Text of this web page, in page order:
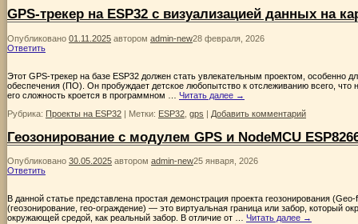
GPS-трекер на ESP32 с визуализацией данных на
Опубликовано 01.11.2025 автором admin-new28 февраля, 2026
Ответить
Этот GPS-трекер на базе ESP32 должен стать увлекательным проектом, особенно
обеспечения (ПО). Он пробуждает детское любопытство к отслеживанию всего, что
его сложность кроется в программном … Читать далее →
Рубрика: Проекты на ESP32 | Метки: ESP32 gps | Добавить комментарий
Геозонирование с модулем GPS и NodeMCU
Опубликовано 30.05.2025 автором admin-new25 января, 2026
Ответить
В данной статье представлена простая демонстрация проекта геозонирования
(геозонирование, гео-ограждение) — это виртуальная граница или забор, который
окружающей средой, как реальный забор. В отличие от … Читать далее →